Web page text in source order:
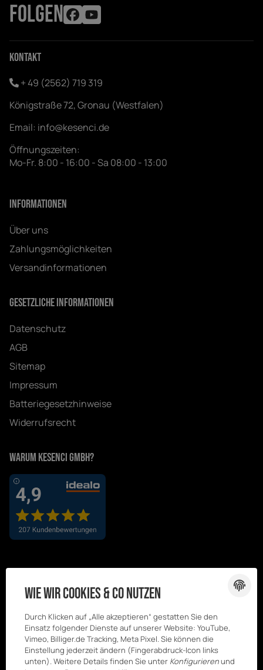
FOLGEN
Kontakt
+ 49 (2562) 719 319
Königstraße 72, Gronau (Westfalen)
Email: info@kesenci.de
Öffnungszeiten:
Mo-Fr. 8:00 - 16:00 - Sa 08:00 - 13:00
Informationen
Über uns
Zahlungsmöglichkeiten
Versandinformationen
Gesetzliche Informationen
Datenschutz
AGB
Sitemap
Impressum
Batteriegesetzhinweise
Widerrufsrecht
Warum Kesenci GmbH?
Wie wir Cookies & Co nutzen
Durch Klicken auf „Alle akzeptieren“ gestatten Sie den
Einsatz folgender Dienste auf unserer Website: YouTube,
Vimeo, Billiger.de Tracking, Meta Pixel. Sie können die
Einstellung jederzeit ändern (Fingerabdruck-Icon links
unten). Weitere Details finden Sie unter Konfigurierenund